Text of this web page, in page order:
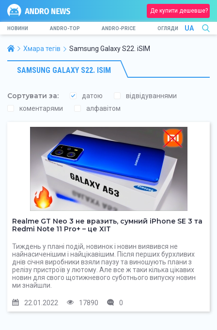
Де купити дешевше?
НОВИНИ ANDRO-TOP ANDRO-PRICE ОГЛЯДИ UA
Хмара тегів Samsung Galaxy S22. iSIM
SAMSUNG GALAXY S22. ISIM
Сортувати за: датою
відвідуваннями
коментарями
алфавітом
Realme GT Neo 3 не вразить, сумний iPhone SE 3 та
Redmi Note 11 Pro+ – це ХІТ
Тиждень у плані подій, новинок і новин виявився не
найнасиченішим і найцікавішим. Після перших бурхливих
днів січня виробники взяли паузу та виношують плани з
релізу пристроїв у лютому. Але все ж таки кілька цікавих
новин для свого щотижневого суботнього випуску новин
ми знайшли.
22.01.2022 17890 0